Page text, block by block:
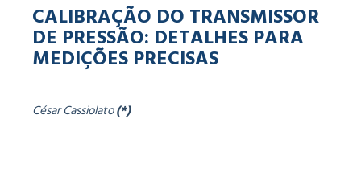
CALIBRAÇÃO DO TRANSMISSOR
DE PRESSÃO: DETALHES PARA
MEDIÇÕES PRECISAS
César Cassiolato(*)